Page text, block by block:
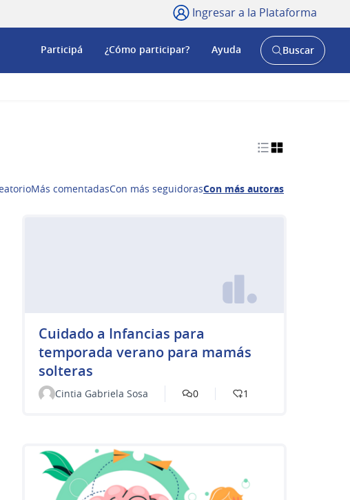
Ingresar a la Plataforma
Participá ¿Cómo participar? Ayuda
AbrirBuscar
Más comentadasCon más seguidorasCon más autoras
Cuidado a Infancias para
temporada verano para mamás
solteras
Cintia Gabriela Sosa 0 1